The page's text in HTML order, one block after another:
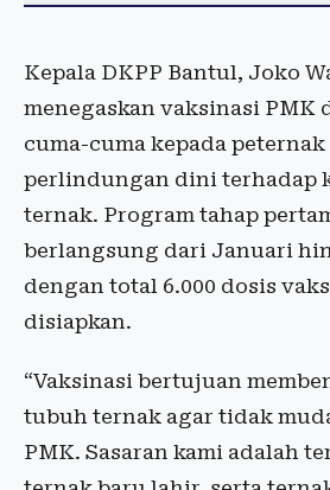
Kepala DKPP Bantul, Joko
menegaskan vaksinasi PMK
cuma-cuma kepada
perlindungan dini terhadap
ternak. Program tahap
berlangsung dari Januari
dengan total 6.000 dosis
disiapkan.
“Vaksinasi bertujuan
tubuh ternak agar tidak
PMK. Sasaran kami adalah